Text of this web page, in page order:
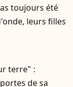
toujours été
leurs filles
terre" :
de sa